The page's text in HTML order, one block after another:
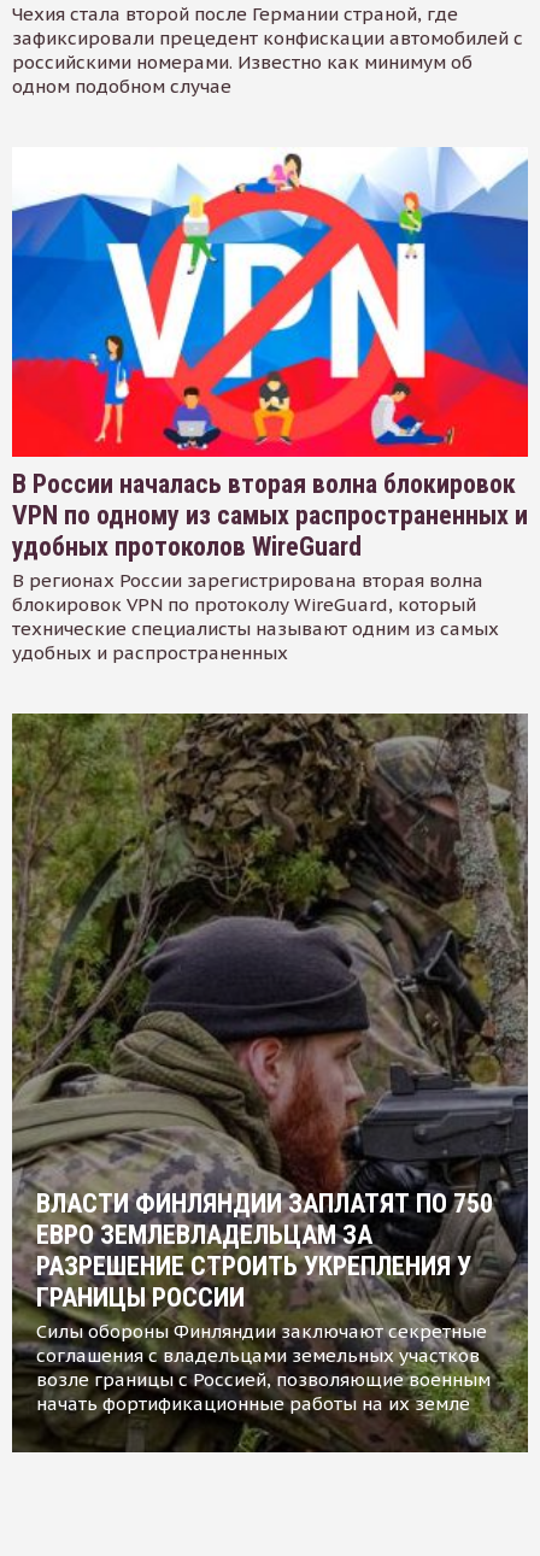
Чехия стала второй после Германии страной, где
зафиксировали прецедент конфискации автомобилей с
российскими номерами. Известно как минимум об
одном подобном случае
В России началась вторая волна блокировок
VPN по одному из самых распространенных и
удобных протоколов WireGuard
В регионах России зарегистрирована вторая волна
блокировок VPN по протоколу WireGuard, который
технические специалисты называют одним из самых
удобных и распространенных
ВЛАСТИ ФИНЛЯНДИИ ЗАПЛАТЯТ ПО 750
ЕВРО ЗЕМЛЕВЛАДЕЛЬЦАМ ЗА
РАЗРЕШЕНИЕ СТРОИТЬ УКРЕПЛЕНИЯ У
ГРАНИЦЫ РОССИИ
Силы обороны Финляндии заключают секретные
соглашения с владельцами земельных участков
возле границы с Россией, позволяющие военным
начать фортификационные работы на их земле